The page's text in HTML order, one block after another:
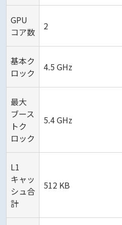
GPU
コア数
2
基本ク
ロック
4.5 GHz
最大
ブース
トク
ロック
5.4 GHz
L1
キャッ
シュ合
計
512 KB